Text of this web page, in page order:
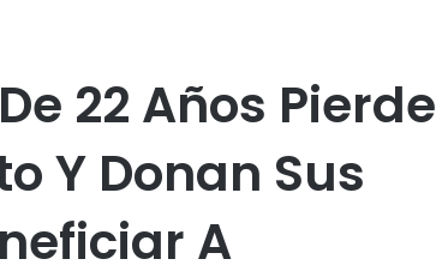
22 Años Pierde
Y Donan Sus
A